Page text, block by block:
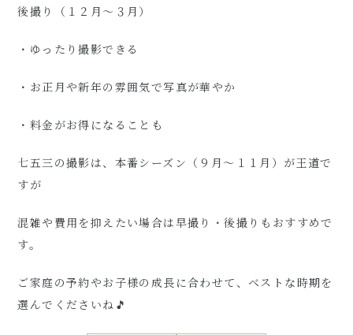
後撮り（１２月〜３月）
・ゆったり撮影できる
・お正月や新年の雰囲気で写真が華やか
・料金がお得になることも
七五三の撮影は、本番シーズン（９月〜１１月）が王道で
すが
混雑や費用を抑えたい場合は早撮り・後撮りもおすすめで
す。
ご家庭の予約やお子様の成長に合わせて、ベストな時期を
選んでくださいね🎵